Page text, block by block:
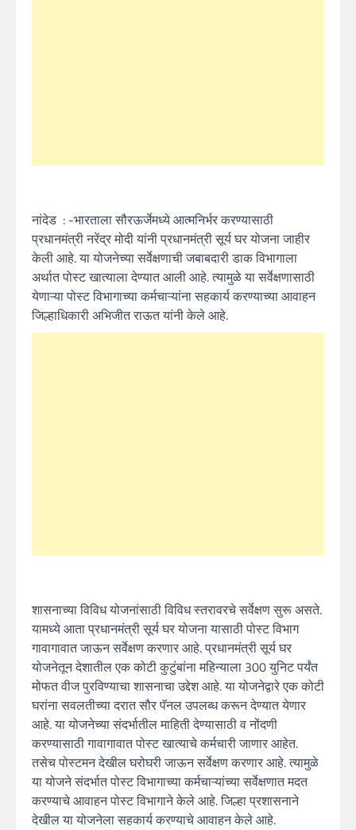
नांदेड : -भारताला सौरऊर्जेमध्ये आत्मनिर्भर करण्यासाठी
प्रधानमंत्री नरेंद्र मोदी यांनी प्रधानमंत्री सूर्य घर योजना जाहीर
केली आहे. या योजनेच्या सर्वेक्षणाची जबाबदारी डाक विभागाला
अर्थात पोस्ट खात्याला देण्यात आली आहे. त्यामुळे या सर्वेक्षणासाठी
येणाऱ्या पोस्ट विभागाच्या कर्मचाऱ्यांना सहकार्य करण्याच्या आवाहन
जिल्हाधिकारी अभिजीत राऊत यांनी केले आहे.
शासनाच्या विविध योजनांसाठी विविध स्तरावरचे सर्वेक्षण सुरू असते.
यामध्ये आता प्रधानमंत्री सूर्य घर योजना यासाठी पोस्ट विभाग
गावागावात जाऊन सर्वेक्षण करणार आहे. प्रधानमंत्री सूर्य घर
योजनेतून देशातील एक कोटी कुटुंबांना महिन्याला 300 युनिट पर्यंत
मोफत वीज पुरविण्याचा शासनाचा उद्देश आहे. या योजनेद्वारे एक कोटी
घरांना सवलतीच्या दरात सौर पॅनल उपलब्ध करून देण्यात येणार
आहे. या योजनेच्या संदर्भातील माहिती देण्यासाठी व नोंदणी
करण्यासाठी गावागावात पोस्ट खात्याचे कर्मचारी जाणार आहेत.
तसेच पोस्टमन देखील घरोघरी जाऊन सर्वेक्षण करणार आहे. त्यामुळे
या योजने संदर्भात पोस्ट विभागाच्या कर्मचाऱ्यांच्या सर्वेक्षणात मदत
करण्याचे आवाहन पोस्ट विभागाने केले आहे. जिल्हा प्रशासनाने
देखील या योजनेला सहकार्य करण्याचे आवाहन केले आहे.